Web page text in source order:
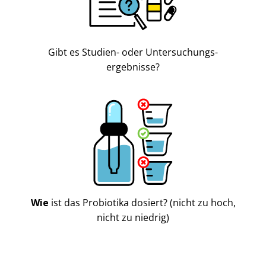
Gibt es Studien- oder Untersuchungs-
ergebnisse?
Wie ist das Probiotika dosiert? (nicht zu hoch,
nicht zu niedrig)